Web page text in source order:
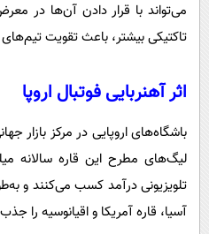
می‌تواند با قرار دادن آن‌ها در
تاکتیکی بیشتر، باعث تقویت
اثر آهنربایی فوتبال اروپا
باشگاه‌های اروپایی در مرکز بازار
لیگ‌های مطرح این قاره سالانه
تلویزیونی درآمد کسب می‌کنند و
آسیا، قاره آمریکا و اقیانوسیه را